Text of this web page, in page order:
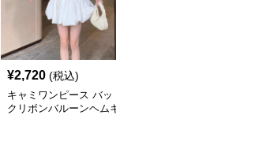
¥2,720 (税込)
キャミワンピース バッ
クリボンバルーンヘムキ